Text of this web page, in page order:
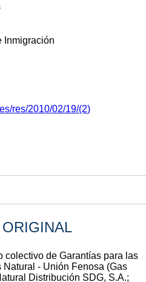
Inmigración
res/2010/02/19/(2)
colectivo de Garantías para las
- Unión Fenosa (Gas
Distribución SDG, S.A.;